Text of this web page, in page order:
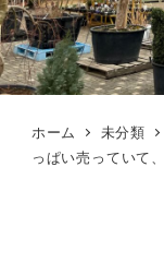
ホーム 未分類
っぱい売っていて